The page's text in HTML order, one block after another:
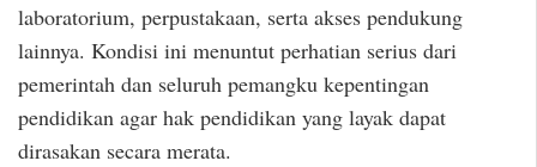
laboratorium, perpustakaan, serta akses pendukung
lainnya. Kondisi ini menuntut perhatian serius dari
pemerintah dan seluruh pemangku kepentingan
pendidikan agar hak pendidikan yang layak dapat
dirasakan secara merata.